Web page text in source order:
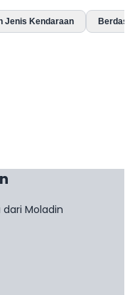
Jenis Kendaraan
Moladin